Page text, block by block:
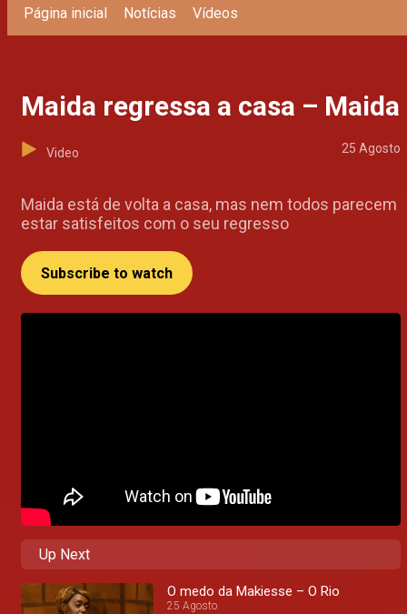
Página inicial Notícias Vídeos
Maida regressa a casa – Maida
Video 25 Agosto
Maida está de volta a casa, mas nem todos parecem
estar satisfeitos com o seu regresso
Subscribe to watch
Up Next
O medo da Makiesse – O Rio
25 Agosto